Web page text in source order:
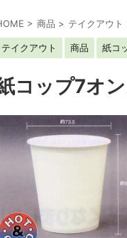
> 商品 > テイクアウト
テイクアウト 商品 紙コ
コップ7オ